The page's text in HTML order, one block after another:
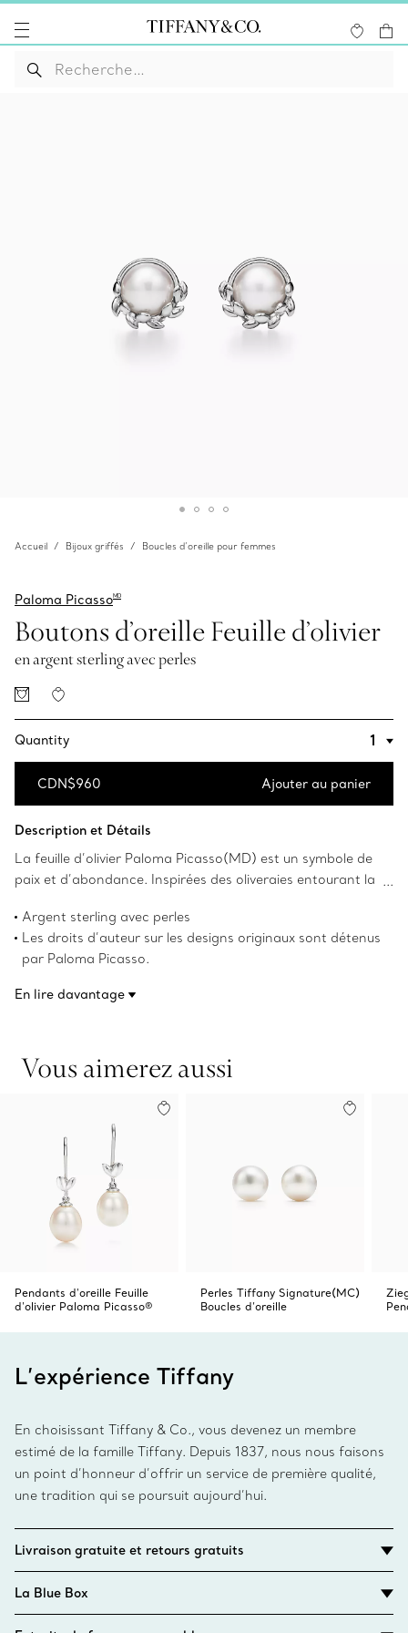
Accueil Bijoux griffés Boucles d’oreille pour femmes
Paloma PicassoMD
Boutons d’oreille Feuille d’olivier
en argent sterling avec perles
Quantity
CDN$960 Ajouter au panier
Description et Détails
La feuille d’olivier Paloma Picasso(MD) est un symbole de
paix et d’abondance. Inspirées des oliveraies entourant la
sont un mélange délicat de créativité et de portabilité.
Portez-les seules ou avec un pendentif Feuille d’olivier
pour un style intemporel.
Argent sterling avec perles
Les droits d’auteur sur les designs originaux sont détenus
par Paloma Picasso.
En lire davantage
Vous aimerez aussi
Pendants d'oreille Feuille
d'olivier Paloma Picasso®
Perles Tiffany Signature(MC)
Boucles d’oreille
L’expérience Tiffany
En choisissant Tiffany & Co., vous devenez un membre
estimé de la famille Tiffany. Depuis 1837, nous nous faisons
un point d’honneur d’offrir un service de première qualité,
une tradition qui se poursuit aujourd’hui.
Livraison gratuite et retours gratuits
La Blue Box